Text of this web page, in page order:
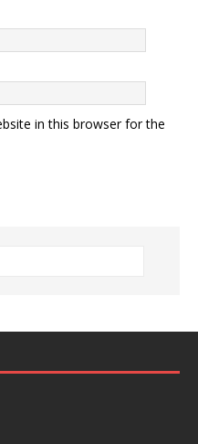
in this browser for the